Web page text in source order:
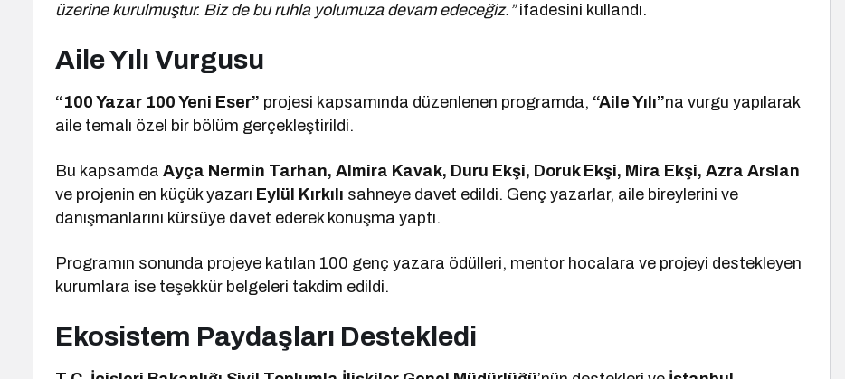
üzerine kurulmuştur. Biz de bu ruhla yolumuza devam edeceğiz.”ifadesini kullandı.
Aile Yılı Vurgusu
“100 Yazar 100 Yeni Eser” projesi kapsamında düzenlenen programda, “Aile Yılı”na vurgu yapılarak
aile temalı özel bir bölüm gerçekleştirildi.
Bu kapsamdaAyça Nermin Tarhan, Almira Kavak, Duru Ekşi, Doruk Ekşi, Mira Ekşi, Azra Arslan
ve projenin en küçük yazarı Eylül Kırkılı sahneye davet edildi. Genç yazarlar, aile bireylerini ve
danışmanlarını kürsüye davet ederek konuşma yaptı.
Programın sonunda projeye katılan 100 genç yazara ödülleri, mentor hocalara ve projeyi destekleyen
kurumlara ise teşekkür belgeleri takdim edildi.
Ekosistem Paydaşları Destekledi